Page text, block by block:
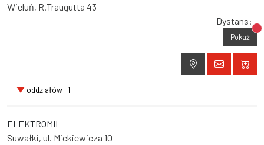
Wieluń, R.Traugutta 43
Dystans:
Pokaż
oddziałów: 1
ELEKTROMIL
Suwałki, ul. Mickiewicza 10